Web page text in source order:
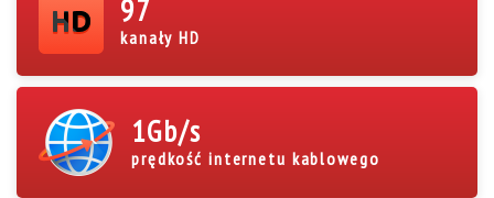
97
kanały HD
1Gb/s
prędkość internetu kablowego